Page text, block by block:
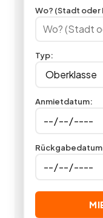
Miet24 Angebote zu
Hochzeit,
geschäftlich, mit
immer eine gute Figur.
Wo? (Stadt oder
Typ:
Anmietdatum:
Rückgabedatum